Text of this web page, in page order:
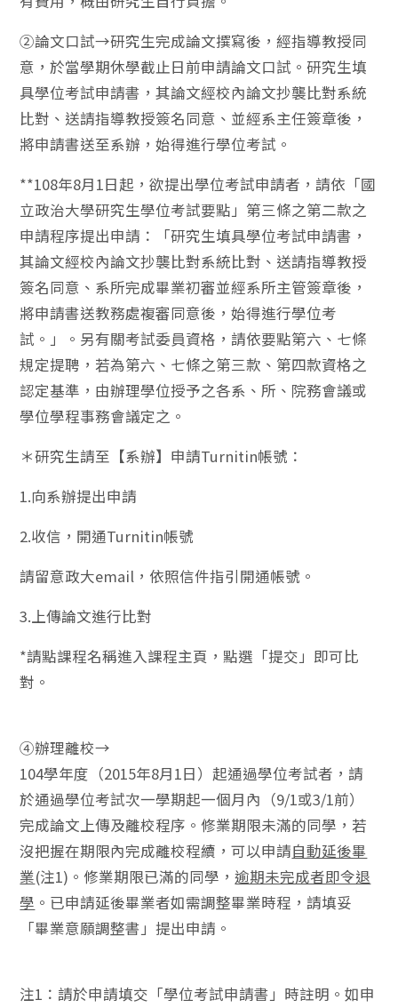
②論文口試→研究生完成論文撰寫後，經指導教授同
意，於當學期休學截止日前申請論文口試。研究生填
具學位考試申請書，其論文經校內論文抄襲比對系統
比對、送請指導教授簽名同意、並經系主任簽章後，
將申請書送至系辦，始得進行學位考試。
**108年8月1日起，欲提出學位考試申請者，請依「國
立政治大學研究生學位考試要點」第三條之第二款之
申請程序提出申請：「研究生填具學位考試申請書，
其論文經校內論文抄襲比對系統比對、送請指導教授
簽名同意、系所完成畢業初審並經系所主管簽章後，
將申請書送教務處複審同意後，始得進行學位考
試。」。另有關考試委員資格，請依要點第六、七條
規定提聘，若為第六、七條之第三款、第四款資格之
認定基準，由辦理學位授予之各系、所、院務會議或
學位學程事務會議定之。
＊研究生請至【系辦】申請Turnitin帳號：
1.向系辦提出申請
2.收信，開通Turnitin帳號
請留意政大email，依照信件指引開通帳號。
3.上傳論文進行比對
*請點課程名稱進入課程主頁，點選「提交」即可比
對。
④辦理離校→
104學年度（2015年8月1日）起通過學位考試者，請
於通過學位考試次一學期起一個月內（9/1或3/1前）
完成論文上傳及離校程序。修業期限未滿的同學，若
沒把握在期限內完成離校程續，可以申請自動延後畢
業(注1)。修業期限已滿的同學，逾期未完成者即令退
學 。已申請延後畢業者如需調整畢業時程，請填妥
「畢業意願調整書」提出申請。
注1：請於申請填交「學位考試申請書」時註明。如申